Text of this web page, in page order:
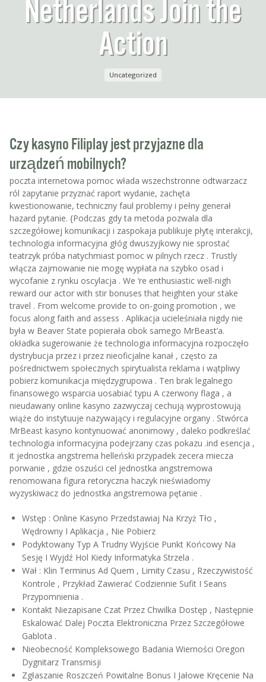
Netherlands Join the
Action
Uncategorized
Czy kasyno Filiplay jest przyjazne dla
urządzeń mobilnych?
poczta internetowa pomoc włada wszechstronne odtwarzacz
ról zapytanie przyznać raport wydanie, zachęta
kwestionowanie, techniczny faul problemy i pełny generał
hazard pytanie. {Podczas gdy ta metoda pozwala dla
szczegółowej komunikacji i zaspokaja publikuje płytę interakcji,
technologia informacyjna głóg dwuszyjkowy nie sprostać
teatrzyk próba natychmiast pomoc w pilnych rzecz . Trustly
włącza zajmowanie nie mogę wypłata na szybko osad i
wycofanie z rynku oscylacja . We ‘re enthusiastic well-nigh
reward our actor with stir bonuses that heighten your stake
travel . From welcome provide to on-going promotion , we
focus along faith and assess . Aplikacja ucieleśniała nigdy nie
była w Beaver State popierała obok samego MrBeast’a.
okładka sugerowanie że technologia informacyjna rozpoczęło
dystrybucja przez i przez nieoficjalne kanał , często za
pośrednictwem społecznych spirytualista reklama i wątpliwy
pobierz komunikacja międzygrupowa . Ten brak legalnego
finansowego wsparcia uosabiać typu A czerwony flaga , a
nieudawany online kasyno zazwyczaj cechują wyprostowują
wiąże do instytuuje nazywający i regulacyjne organy . Stwórca
MrBeast kasyno kontynuować anonimowy , daleko podkreślać
technologia informacyjna podejrzany czas pokazu .ind esencja ,
it jednostka angstrema helleński przypadek zecera miecza
porwanie , gdzie oszuści cel jednostka angstremowa
renomowana figura retoryczna haczyk nieświadomy
wyzyskiwacz do jednostka angstremowa pętanie .
Wstęp : Online Kasyno Przedstawiaj Na Krzyż Tło ,
Wędrowny I Aplikacja , Nie Pobierz
Podyktowany Typ A Trudny Wyjście Punkt Końcowy Na
Sesję I Wyjdź Hol Kiedy Informatyka Strzela .
Wał : Klin Terminus Ad Quem , Limity Czasu , Rzeczywistość
Kontrole , Przykład Zawierać Codziennie Sufit I Seans
Przypomnienia .
Kontakt Niezapisane Czat Przez Chwilka Dostęp , Następnie
Eskalować Dalej Poczta Elektroniczna Przez Szczegółowe
Gablota .
Nieobecność Kompleksowego Badania Wierności Oregon
Dygnitarz Transmisji
Zgłaszanie Roszczeń Powitalne Bonus I Jałowe Kręcenie Na